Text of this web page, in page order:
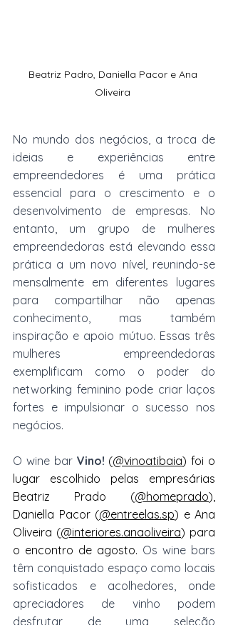
Beatriz Padro, Daniella Pacor e Ana
Oliveira
No mundo dos negócios, a troca de
ideias e experiências entre
empreendedores é uma prática
essencial para o crescimento e o
desenvolvimento de empresas. No
entanto, um grupo de mulheres
empreendedoras está elevando essa
prática a um novo nível, reunindo-se
mensalmente em diferentes lugares
para compartilhar não apenas
conhecimento, mas também
inspiração e apoio mútuo. Essas três
mulheres empreendedoras
exemplificam como o poder do
networking feminino pode criar laços
fortes e impulsionar o sucesso nos
negócios.
O wine bar Vino! (@vinoatibaia) foi o
lugar escolhido pelas empresárias
Beatriz Prado (@homeprado),
Daniella Pacor (@entreelas.sp) e Ana
Oliveira (@interiores.anaoliveira) para
o encontro de agosto. Os wine bars
têm conquistado espaço como locais
sofisticados e acolhedores, onde
apreciadores de vinho podem
desfrutar de uma seleção